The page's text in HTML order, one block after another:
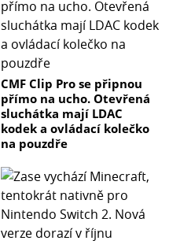
CMF Clip Pro se připnou
přímo na ucho. Otevřená
sluchátka mají LDAC
kodek a ovládací kolečko
na pouzdře